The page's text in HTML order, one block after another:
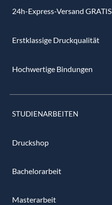
24h-Express-Versand GRATIS
Erstklassige Druckqualität
Hochwertige Bindungen
STUDIENARBEITEN
Druckshop
Bachelorarbeit
Masterarbeit